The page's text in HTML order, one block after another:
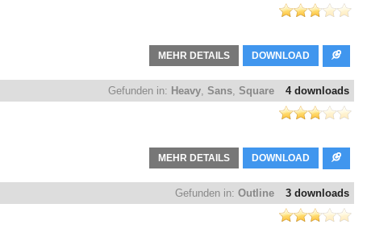
DOWNLOAD
MEHR DETAILS
4 downloads
Gefunden in: Heavy, Sans, Square
DOWNLOAD
MEHR DETAILS
3 downloads
Gefunden in: Outline